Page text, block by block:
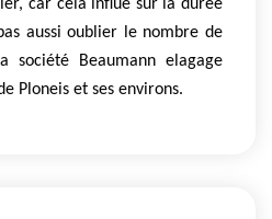
car cela influe sur la durée
aussi oublier le nombre de
Beaumann elagage
Ploneis et ses environs.